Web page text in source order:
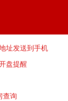
址发送到手机
盘提醒
查询